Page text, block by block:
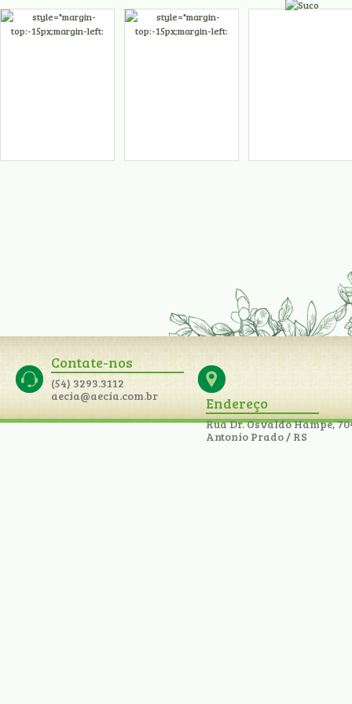
Contate-nos
(54) 3293.3112
aecia@aecia.com.br
Endereço
Rua Dr. Osvaldo Hampe,
Antonio Prado / RS